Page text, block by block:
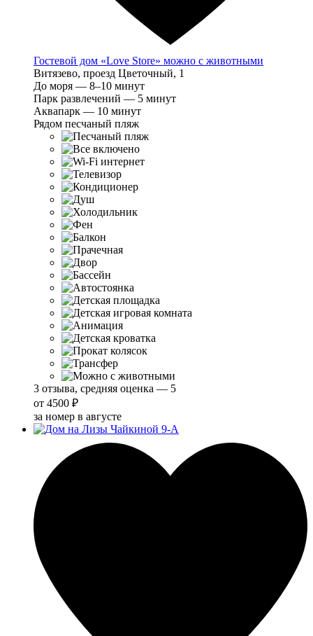
Гостевой дом «Love Store» можно с животными
Витязево, проезд Цветочный, 1
До моря — 8–10 минут
Парк развлечений — 5 минут
Аквапарк — 10 минут
Рядом песчаный пляж
3 отзыва, средняя оценка — 5
от 4500 ₽
за номер в августе